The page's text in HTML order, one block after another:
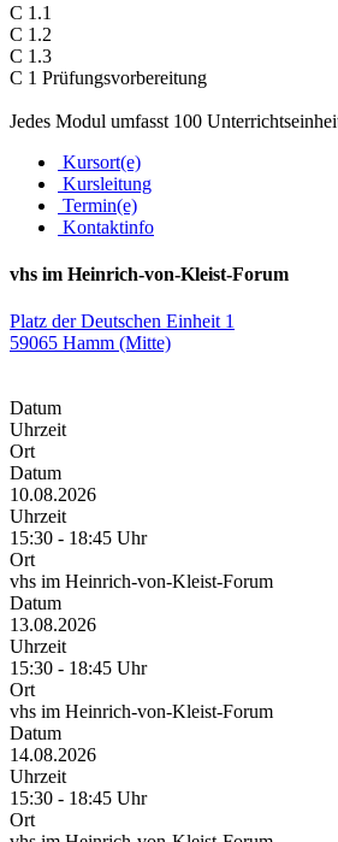
C 1.1
C 1.2
C 1.3
C 1 Prüfungsvorbereitung
Jedes Modul umfasst 100
Kursort(e)
Kursleitung
Termin(e)
Kontaktinfo
vhs im Heinrich-von-Kleist-Forum
Platz der Deutschen Einheit 1
59065 Hamm (Mitte)
Datum
Uhrzeit
Ort
Datum
10.08.2026
Uhrzeit
15:30 - 18:45 Uhr
Ort
vhs im Heinrich-von-Kleist-Forum
Datum
13.08.2026
Uhrzeit
15:30 - 18:45 Uhr
Ort
vhs im Heinrich-von-Kleist-Forum
Datum
14.08.2026
Uhrzeit
15:30 - 18:45 Uhr
Ort